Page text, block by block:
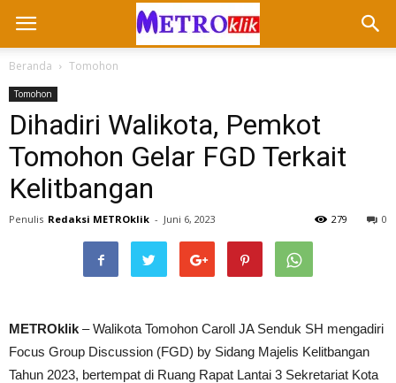
Beranda Tomohon
Tomohon
Dihadiri Walikota, Pemkot
Tomohon Gelar FGD Terkait
Kelitbangan
Penulis Redaksi METROklik - Juni 6, 2023 0
279
METROklik – Walikota Tomohon Caroll JA Senduk SH mengadiri
Focus Group Discussion (FGD) by Sidang Majelis Kelitbangan
Tahun 2023, bertempat di Ruang Rapat Lantai 3 Sekretariat Kota